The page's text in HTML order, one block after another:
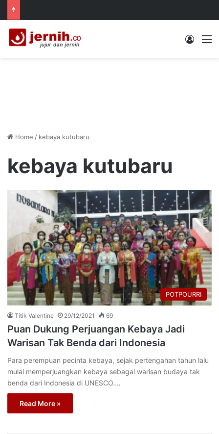
Log In
Home / kebaya kutubaru
kebaya kutubaru
POTPOURRI
Titik Valentine 29/12/2021 69
Puan Dukung Perjuangan Kebaya Jadi
Warisan Tak Benda dari Indonesia
Para perempuan pecinta kebaya, sejak pertengahan tahun lalu
mulai memperjuangkan kebaya sebagai warisan budaya tak
benda dari Indonesia di UNESCO.…
Read More »